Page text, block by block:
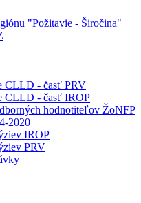
"Požitavie - Širočina"
CLLD - časť PRV
CLLD - časť IROP
hodnotiteľov ŽoNFP
2020
IROP
PRV